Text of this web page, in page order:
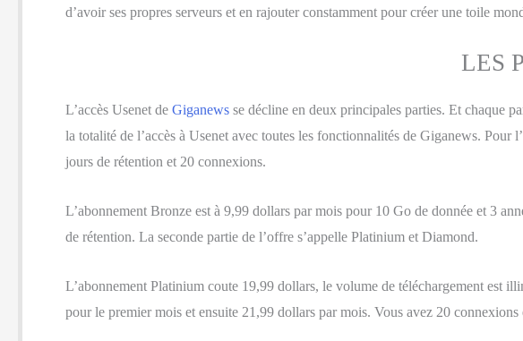
d’avoir ses propres serveurs et en rajouter constamment pour créer une toile
LES
L’accès Usenet de Giganews se décline en deux principales parties. Et chaque
la totalité de l’accès à Usenet avec toutes les fonctionnalités de Giganews.
jours de rétention et 20 connexions.
L’abonnement Bronze est à 9,99 dollars par mois pour 10 Go de donnée et 3
de rétention. La seconde partie de l’offre s’appelle Platinium et Diamond.
L’abonnement Platinium coute 19,99 dollars, le volume de téléchargement est
pour le premier mois et ensuite 21,99 dollars par mois. Vous avez 20